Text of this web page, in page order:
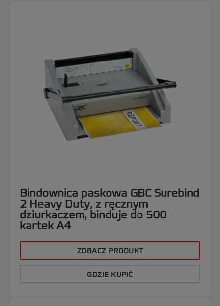
Bindownica paskowa GBC Surebind
2 Heavy Duty, z ręcznym
dziurkaczem, binduje do 500
kartek A4
ZOBACZ PRODUKT
GDZIE KUPIĆ